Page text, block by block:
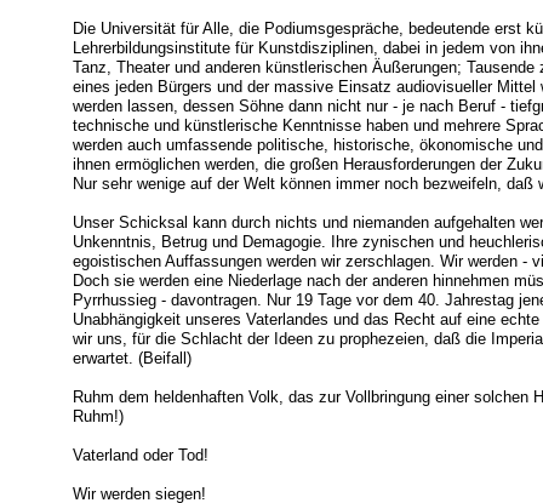
Die Universität für Alle, die Podiumsgespräche, bedeutende erst
Lehrerbildungsinstitute für Kunstdisziplinen, dabei in jedem von
Tanz, Theater und anderen künstlerischen Äußerungen;
eines jeden Bürgers und der massive Einsatz audiovisueller
werden lassen, dessen Söhne dann nicht nur - je nach Beruf -
technische und künstlerische Kenntnisse haben und mehrere
werden auch umfassende politische, historische, ökonomische
ihnen ermöglichen werden, die großen Herausforderungen der
Nur sehr wenige auf der Welt können immer noch bezweifeln, daß
Unser Schicksal kann durch nichts und niemanden aufgehalten
Unkenntnis, Betrug und Demagogie. Ihre zynischen und
egoistischen Auffassungen werden wir zerschlagen. Wir werden -
Doch sie werden eine Niederlage nach der anderen hinnehmen
Pyrrhussieg - davontragen. Nur 19 Tage vor dem 40. Jahrestag
Unabhängigkeit unseres Vaterlandes und das Recht auf eine
wir uns, für die Schlacht der Ideen zu prophezeien, daß die
erwartet. (Beifall)
Ruhm dem heldenhaften Volk, das zur Vollbringung einer solchen
Ruhm!)
Vaterland oder Tod!
Wir werden siegen!